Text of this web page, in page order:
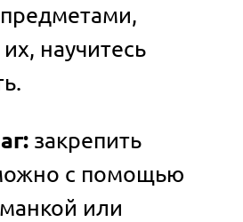
научитесь
закрепить
с помощью
или